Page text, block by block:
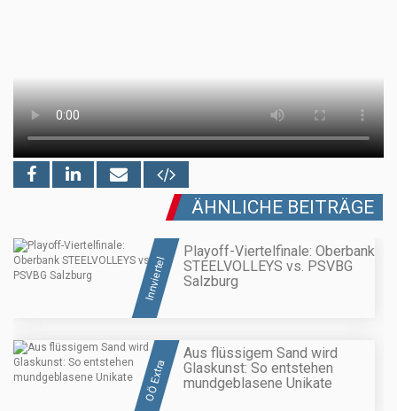
ÄHNLICHE BEITRÄGE
Innviertel
Playoff-Viertelfinale: Oberbank
STEELVOLLEYS vs. PSVBG
Salzburg
OÖ Extra
Aus flüssigem Sand wird
Glaskunst: So entstehen
mundgeblasene Unikate